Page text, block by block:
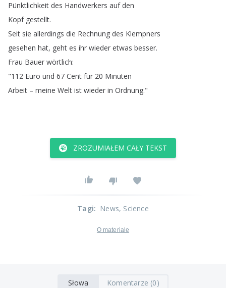
Pünktlichkeit des Handwerkers auf den
Kopf gestellt.
Seit sie allerdings die Rechnung des Klempners
gesehen hat, geht es ihr wieder etwas besser.
Frau Bauer wörtlich:
"112 Euro und 67 Cent für 20 Minuten
Arbeit – meine Welt ist wieder in Ordnung."
ZROZUMIAŁEM CAŁY TEKST
Tagi: News, Science
O materiale
Słowa Komentarze (0)